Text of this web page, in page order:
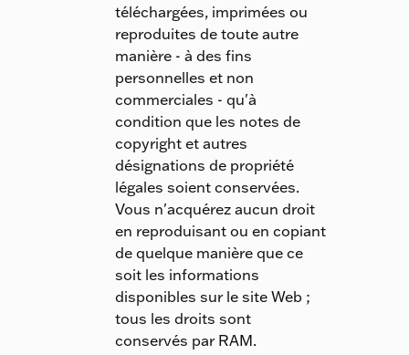
téléchargées, imprimées ou
reproduites de toute autre
manière - à des fins
personnelles et non
commerciales - qu'à
condition que les notes de
copyright et autres
désignations de propriété
légales soient conservées.
Vous n'acquérez aucun droit
en reproduisant ou en copiant
de quelque manière que ce
soit les informations
disponibles sur le site Web ;
tous les droits sont
conservés par RAM.